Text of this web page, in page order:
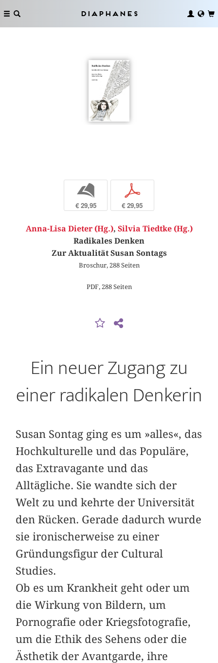
Diaphanes
b
€ 29,95
p
€ 29,95
Anna-Lisa Dieter (Hg.), Silvia Tiedtke (Hg.)
Radikales Denken
Zur Aktualität Susan Sontags
Broschur, 288 Seiten
PDF, 288 Seiten
Ein neuer Zugang zu
einer radikalen Denkerin
Susan Sontag ging es um »alles«, das
Hochkulturelle und das Populäre,
das Extravagante und das
Alltägliche. Sie wandte sich der
Welt zu und kehrte der Universität
den Rücken. Gerade dadurch wurde
sie ironischerweise zu einer
Gründungsfigur der Cultural
Studies.
Ob es um Krankheit geht oder um
die Wirkung von Bildern, um
Pornografie oder Kriegsfotografie,
um die Ethik des Sehens oder die
Ästhetik der Avantgarde, ihre